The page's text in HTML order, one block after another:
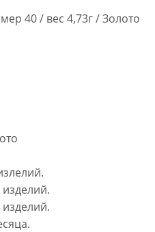
40 / вес 4,73г / Золото